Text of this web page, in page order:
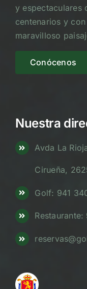
y espectaculares
centenarios y
maravilloso
Conócenos
Nuestra
Avda La
Cirueña,
Golf: 941